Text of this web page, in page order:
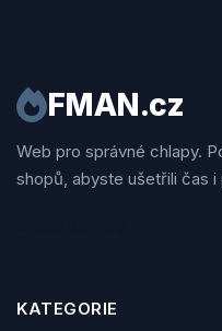
FMAN.cz
Web pro správné chlapy.
shopů, abyste ušetřili čas i
KATEGORIE